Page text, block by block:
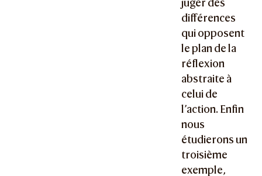
juger des
différences
qui opposent
le plan de la
réflexion
abstraite à
celui de
l’action. Enfin
nous
étudierons un
troisième
exemple,